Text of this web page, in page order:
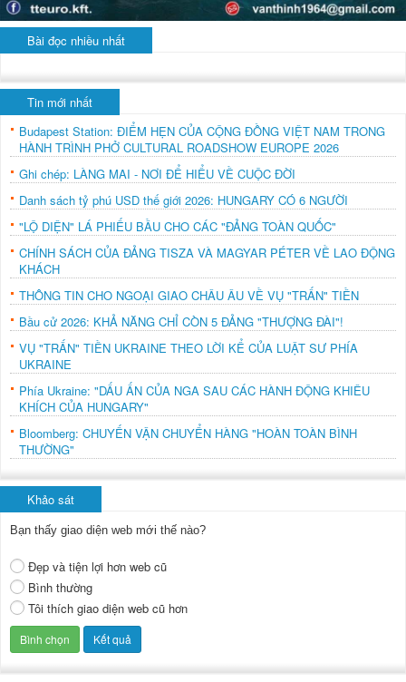
Bài đọc nhiều nhất
Tin mới nhất
Budapest Station: ĐIỂM HẸN CỦA CỘNG ĐỒNG VIỆT NAM TRONG
HÀNH TRÌNH PHỞ CULTURAL ROADSHOW EUROPE 2026
Ghi chép: LÀNG MAI - NƠI ĐỂ HIỂU VỀ CUỘC ĐỜI
Danh sách tỷ phú USD thế giới 2026: HUNGARY CÓ 6 NGƯỜI
"LỘ DIỆN" LÁ PHIẾU BẦU CHO CÁC "ĐẢNG TOÀN QUỐC"
CHÍNH SÁCH CỦA ĐẢNG TISZA VÀ MAGYAR PÉTER VỀ LAO ĐỘNG
KHÁCH
THÔNG TIN CHO NGOẠI GIAO CHÂU ÂU VỀ VỤ "TRẤN" TIỀN
Bầu cử 2026: KHẢ NĂNG CHỈ CÒN 5 ĐẢNG "THƯỢNG ĐÀI"!
VỤ "TRẤN" TIỀN UKRAINE THEO LỜI KỂ CỦA LUẬT SƯ PHÍA
UKRAINE
Phía Ukraine: "DẤU ẤN CỦA NGA SAU CÁC HÀNH ĐỘNG KHIÊU
KHÍCH CỦA HUNGARY"
Bloomberg: CHUYẾN VẬN CHUYỂN HÀNG "HOÀN TOÀN BÌNH
THƯỜNG"
Khảo sát
Bạn thấy giao diện web mới thế nào?
Đẹp và tiện lợi hơn web cũ
Bình thường
Tôi thích giao diện web cũ hơn